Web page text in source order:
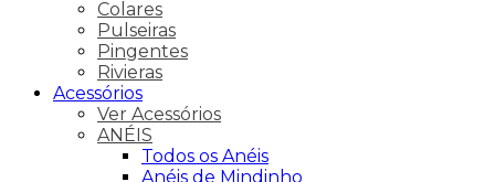
Colares
Pulseiras
Pingentes
Rivieras
Acessórios
Ver Acessórios
ANÉIS
Todos os Anéis
Anéis de Mindinho